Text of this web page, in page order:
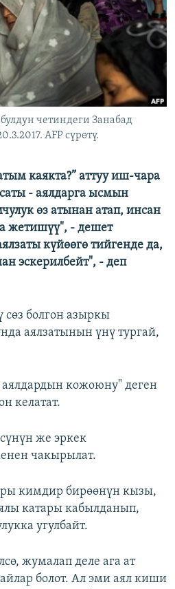
четиндеги Занабад
AFP сүрөтү.
каякта?” аттуу иш-чара
- аялдарга ысмын
өз атынан атап, инсан
жетишүү", - дешет
күйөөгө тийгенде да,
эскерилбейт", - деп
сөз болгон азыркы
аялзатынын үнү тургай,
аялдардын кожоюну" деген
келатат.
же эркек
чакырылат.
кимдир бирөөнүн кызы,
катары кабылданып,
угулбайт.
жумалап деле ага ат
болот. Ал эми аял киши